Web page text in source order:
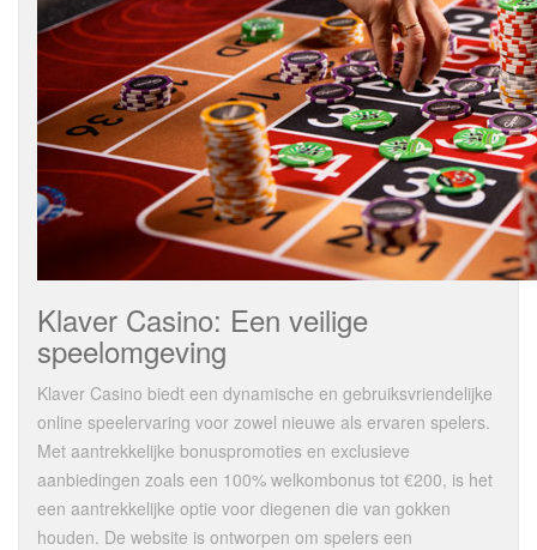
Klaver Casino: Een veilige
speelomgeving
Klaver Casino biedt een dynamische en gebruiksvriendelijke
online speelervaring voor zowel nieuwe als ervaren spelers.
Met aantrekkelijke bonuspromoties en exclusieve
aanbiedingen zoals een 100% welkombonus tot €200, is het
een aantrekkelijke optie voor diegenen die van gokken
houden. De website is ontworpen om spelers een